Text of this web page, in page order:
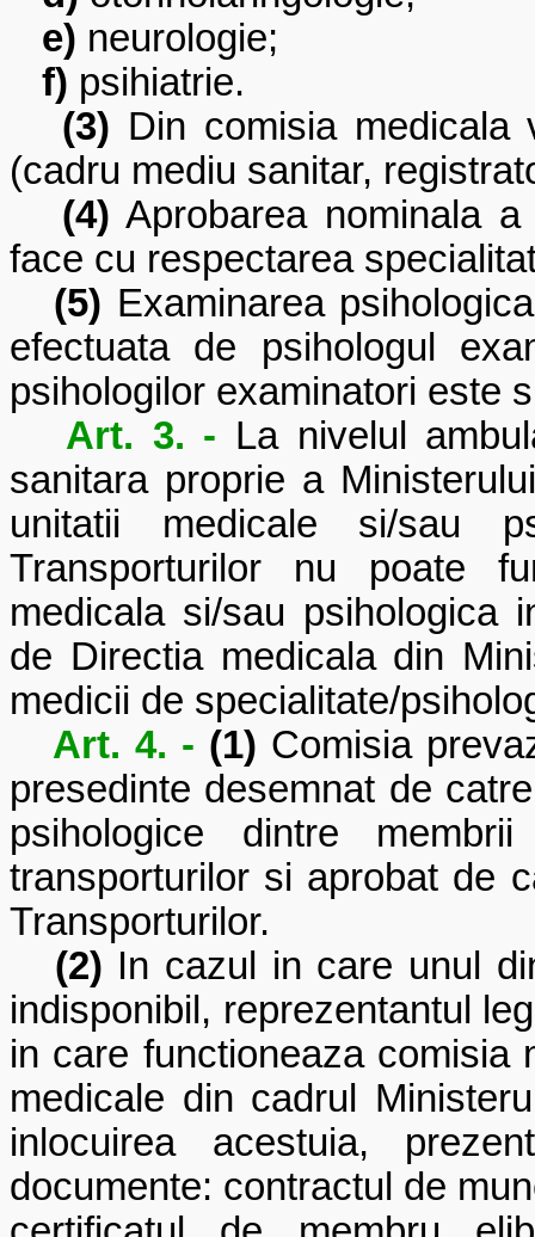
e) neurologie;
f) psihiatrie.
(3) Din comisia
(cadru mediu sanitar,
(4) Aprobarea nominala
face cu respectarea
(5) Examinarea
efectuata de psihologul
psihologilor examinatori este
Art. 3. - La nivelul
sanitara proprie a
unitatii medicale si/sau
Transporturilor nu poate
medicala si/sau psihologica
de Directia medicala din
medicii de specialitate/
Art. 4. - (1) Comisia
presedinte desemnat de
psihologice dintre
transporturilor si aprobat de
Transporturilor.
(2) In cazul in care unul
indisponibil, reprezentantul
in care functioneaza comisia
medicale din cadrul
inlocuirea acestuia,
documente: contractul de